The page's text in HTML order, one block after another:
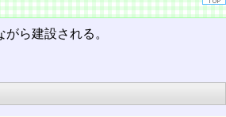
ら建設される。